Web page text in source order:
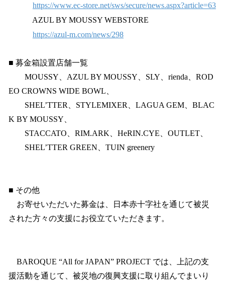
https://www.ec-store.net/sws/secure/news.aspx?article=63
AZUL BY MOUSSY WEBSTORE
https://azul-m.com/news/298
■ 募金箱設置店舗一覧
MOUSSY、AZUL BY MOUSSY、SLY、rienda、ROD
EO CROWNS WIDE BOWL、
SHEL’TTER、STYLEMIXER、LAGUA GEM、BLAC
K BY MOUSSY、
STACCATO、RIM.ARK、HeRIN.CYE、OUTLET、
SHEL’TTER GREEN、TUIN greenery
■ その他
お寄せいただいた募金は、日本赤十字社を通じて被災
された方々の支援にお役立ていただきます。
BAROQUE “All for JAPAN” PROJECT では、上記の支
援活動を通じて、被災地の復興支援に取り組んでまいり